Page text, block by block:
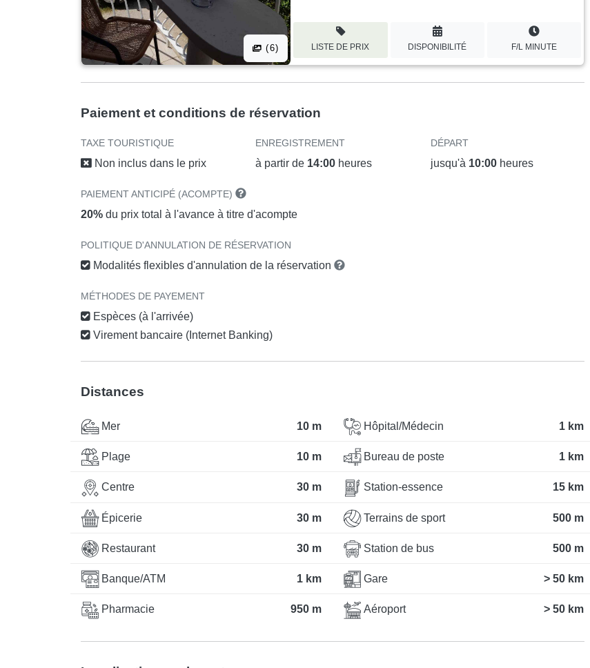
(6) LISTE DE PRIX DISPONIBILITÉ F/L MINUTE
Paiement et conditions de réservation
TAXE TOURISTIQUE
Non inclus dans le prix
ENREGISTREMENT
à partir de 14:00 heures
DÉPART
jusqu'à 10:00heures
PAIEMENT ANTICIPÉ (ACOMPTE)
20% du prix total à l'avance à titre d'acompte
POLITIQUE D'ANNULATION DE RÉSERVATION
Modalités flexibles d'annulation de la réservation
MÉTHODES DE PAYEMENT
Espèces (à l'arrivée)
Virement bancaire (Internet Banking)
Distances
Mer 10 m
Plage 10 m
Centre 30 m
Épicerie 30 m
Restaurant 30 m
Banque/ATM 1 km
Pharmacie 950 m
Hôpital/Médecin 1 km
Bureau de poste 1 km
Station-essence 15 km
Terrains de sport 500 m
Station de bus 500 m
Gare > 50 km
Aéroport > 50 km